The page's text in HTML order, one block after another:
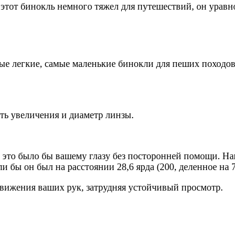
бинокль немного тяжел для путешествий, он
легкие, самые маленькие бинокли для пеших
увеличения и диаметр линзы.
это было бы вашему глазу без посторонней помощи.
бы он был на расстоянии 28,6 ярда (200, деленное на
ваших рук, затрудняя устойчивый просмотр.